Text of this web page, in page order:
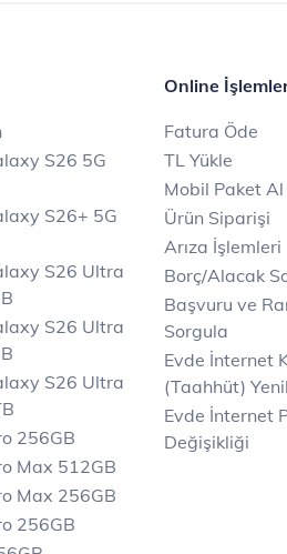
S26 5G
S26+ 5G
S26 Ultra
S26 Ultra
S26 Ultra
256GB
Max 512GB
Max 256GB
256GB
Online
Fatura Öde
TL Yükle
Mobil Paket Al
Ürün Siparişi
Arıza İşlemleri
Borç/Alacak
Başvuru ve
Sorgula
Evde İnternet
(Taahhüt)
Evde İnternet
Değişikliği